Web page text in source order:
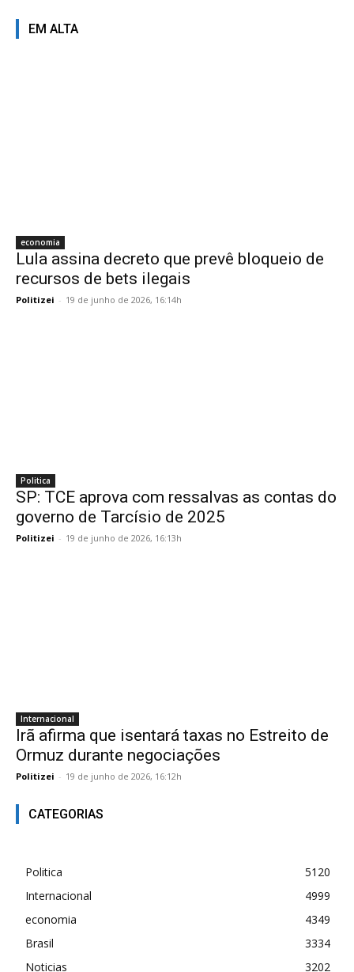
EM ALTA
economia
Lula assina decreto que prevê bloqueio de
recursos de bets ilegais
Politizei - 19 de junho de 2026, 16:14h
Politica
SP: TCE aprova com ressalvas as contas do
governo de Tarcísio de 2025
Politizei - 19 de junho de 2026, 16:13h
Internacional
Irã afirma que isentará taxas no Estreito de
Ormuz durante negociações
Politizei - 19 de junho de 2026, 16:12h
CATEGORIAS
Politica
5120
Internacional
4999
economia
4349
Brasil
3334
Noticias
3202